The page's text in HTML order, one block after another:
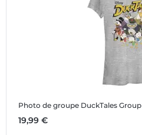
Photo de groupe DuckTales Group
19,99 €